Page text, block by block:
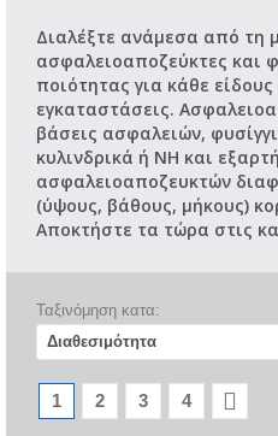
Διαλέξτε ανάμεσα από τη
ασφαλειοαποζεύκτες και
ποιότητας για κάθε είδους
εγκαταστάσεις.
βάσεις ασφαλειών,
κυλινδρικά ή NH και
ασφαλειοαποζευκτών
(ύψους, βάθους, μήκους)
Αποκτήστε τα τώρα στις
Ταξινόμηση κατα:
1 2 3 4